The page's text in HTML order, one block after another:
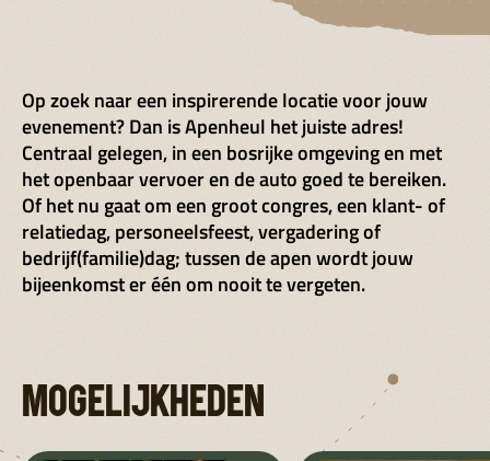
Op zoek naar een inspirerende locatie voor jouw
evenement? Dan is Apenheul het juiste adres!
Centraal gelegen, in een bosrijke omgeving en met
het openbaar vervoer en de auto goed te bereiken.
Of het nu gaat om een groot congres, een klant- of
relatiedag, personeelsfeest, vergadering of
bedrijf(familie)dag; tussen de apen wordt jouw
bijeenkomst er één om nooit te vergeten.
MOGELIJKHEDEN